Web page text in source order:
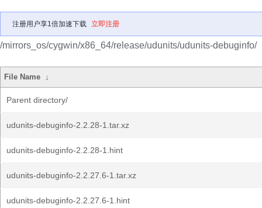
注册用户享1倍加速下载 立即注册
/mirrors_os/cygwin/x86_64/release/udunits/udunits-debuginfo/
File Name ↓
Parent directory/
udunits-debuginfo-2.2.28-1.tar.xz
udunits-debuginfo-2.2.28-1.hint
udunits-debuginfo-2.2.27.6-1.tar.xz
udunits-debuginfo-2.2.27.6-1.hint